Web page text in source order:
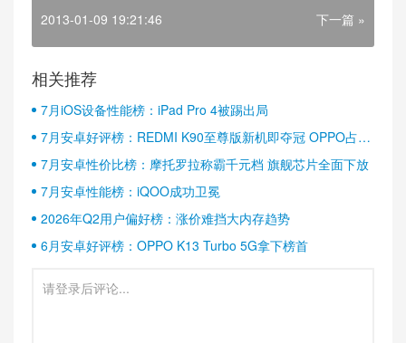
2013-01-09 19:21:46 下一篇 »
相关推荐
7月iOS设备性能榜：iPad Pro 4被踢出局
7月安卓好评榜：REDMI K90至尊版新机即夺冠 OPPO占据
半壁江山
7月安卓性价比榜：摩托罗拉称霸千元档 旗舰芯片全面下放
7月安卓性能榜：iQOO成功卫冕
2026年Q2用户偏好榜：涨价难挡大内存趋势
6月安卓好评榜：OPPO K13 Turbo 5G拿下榜首